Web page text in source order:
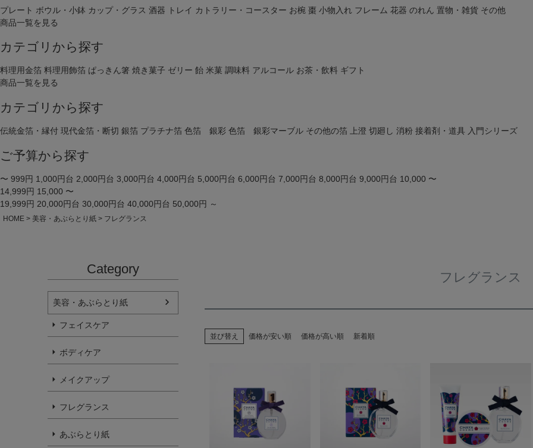
プレート ボウル・小鉢 カップ・グラス 酒器 トレイ カトラリー・コースター お椀 棗 小物入れ フレーム 花器 のれん 置物・雑貨 その他
商品一覧を見る
カテゴリから探す
料理用金箔 料理用飾箔 ぱっきん箸 焼き菓子 ゼリー 飴 米菓 調味料 アルコール お茶・飲料 ギフト
商品一覧を見る
カテゴリから探す
伝統金箔・縁付 現代金箔・断切 銀箔 プラチナ箔 色箔 銀彩 色箔 銀彩マーブル その他の箔 上澄 切廻し 消粉 接着剤・道具 入門シリーズ
ご予算から探す
〜 999円 1,000円台 2,000円台 3,000円台 4,000円台 5,000円台 6,000円台 7,000円台 8,000円台 9,000円台 10,000 〜
14,999円 15,000 〜
19,999円 20,000円台 30,000円台 40,000円台 50,000円 ～
HOME 美容・あぶらとり紙 フレグランス
Category
美容・あぶらとり紙
フェイスケア
ボディケア
メイクアップ
フレグランス
あぶらとり紙
フレグランス
並び替え 価格が安い順 価格が高い順 新着順